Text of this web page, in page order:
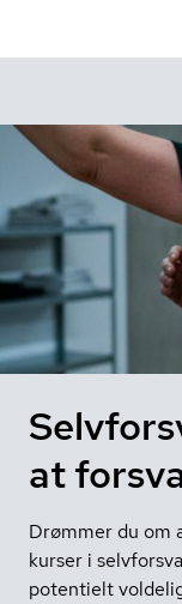
at
Drømmer du om
kurser i
potentielt